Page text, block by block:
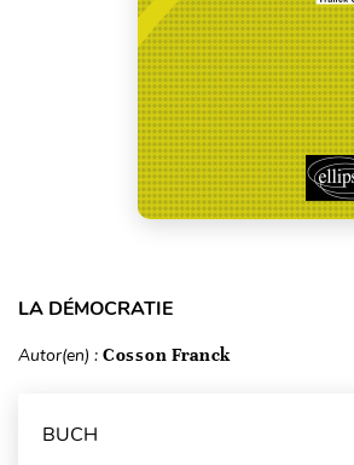
LA DÉMOCRATIE
Autor(en) : Cosson Franck
BUCH